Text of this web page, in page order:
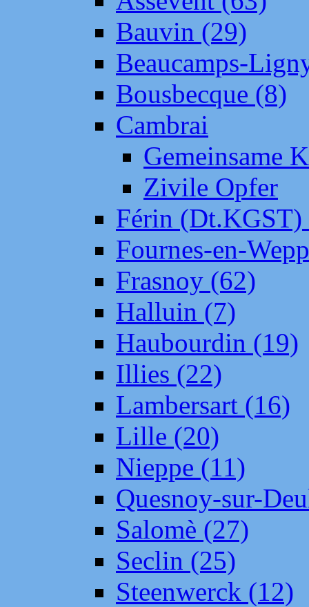
Bauvin (29)
Beaucamps-
Bousbecque (8)
Cambrai
Gemeinsame
Zivile Opfer
Férin (Dt.KGST)
Fournes-en-
Frasnoy (62)
Halluin (7)
Haubourdin (19)
Illies (22)
Lambersart (16)
Lille (20)
Nieppe (11)
Quesnoy-sur-
Salomè (27)
Seclin (25)
Steenwerck (12)